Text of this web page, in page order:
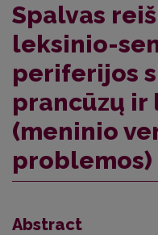
Spalvas
leksinio-
periferijos
prancūzų
(meninio
problemos)
Abstract